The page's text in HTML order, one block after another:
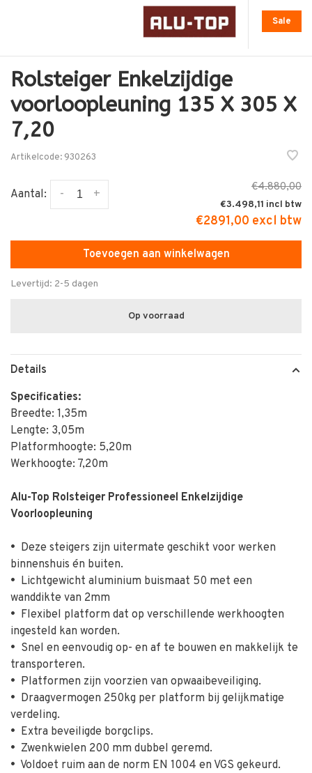
Sale
Rolsteiger Enkelzijdige
voorloopleuning 135 X 305 X
7,20
Artikelcode: 930263
Aantal: +
-
€4.880,00
€3.498,11
€2891,00 excl btw
Toevoegen aan winkelwagen
Levertijd: 2-5 dagen
Op voorraad
Details
Specificaties:
Breedte: 1,35m
Lengte: 3,05m
Platformhoogte: 5,20m
Werkhoogte: 7,20m
Alu-Top Rolsteiger Professioneel Enkelzijdige
Voorloopleuning
• Deze steigers zijn uitermate geschikt voor werken
binnenshuis én buiten.
• Lichtgewicht aluminium buismaat 50 met een
wanddikte van 2mm
• Flexibel platform dat op verschillende werkhoogten
ingesteld kan worden.
• Snel en eenvoudig op- en af te bouwen en makkelijk te
transporteren.
• Platformen zijn voorzien van opwaaibeveiliging.
• Draagvermogen 250kg per platform bij gelijkmatige
verdeling.
• Extra beveiligde borgclips.
• Zwenkwielen 200 mm dubbel geremd.
• Voldoet ruim aan de norm EN 1004 en VGS gekeurd.